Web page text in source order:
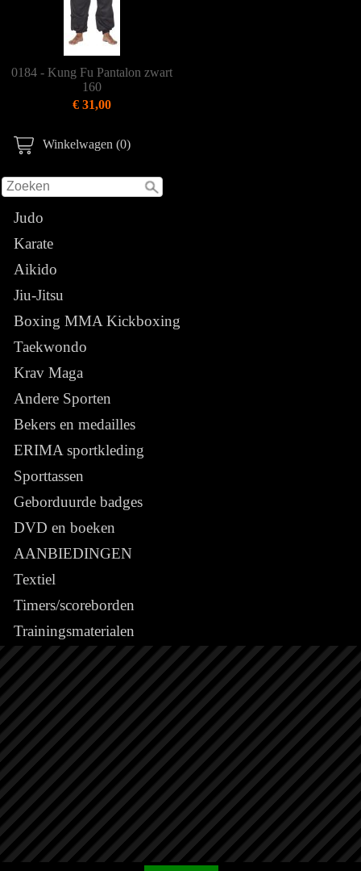
Winkelwagen (0)
Judo
Karate
Aikido
Jiu-Jitsu
Boxing MMA Kickboxing
Taekwondo
Krav Maga
Andere Sporten
Bekers en medailles
ERIMA sportkleding
Sporttassen
Geborduurde badges
DVD en boeken
AANBIEDINGEN
Textiel
Timers/scoreborden
Trainingsmaterialen
0184 - Kung Fu Pantalon zwart
160
€ 31,00